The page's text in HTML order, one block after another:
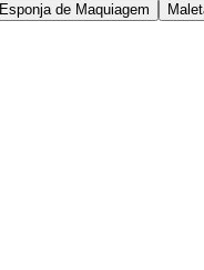
Esponja de Maquiagem